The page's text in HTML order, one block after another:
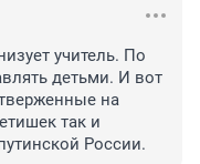
учитель. По
детьми. И вот
на
так и
России.